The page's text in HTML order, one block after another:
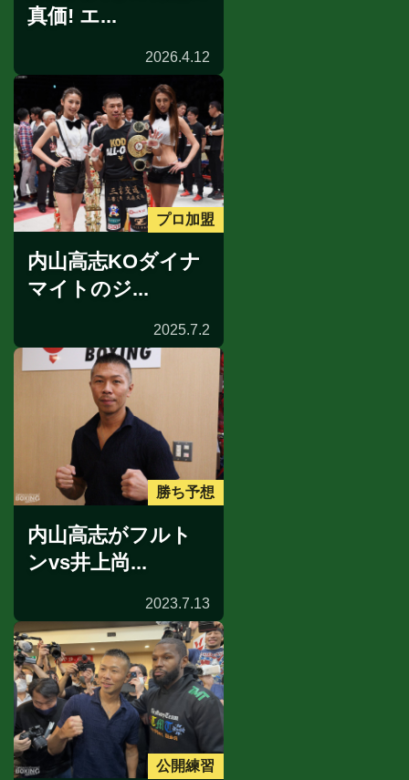
真価! エ...
2026.4.12
プロ加盟
内山高志KOダイナ
マイトのジ...
2025.7.2
勝ち予想
内山高志がフルト
ンvs井上尚...
2023.7.13
公開練習